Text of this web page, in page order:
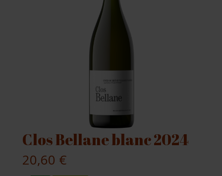
Clos Bellane blanc 2024
20,60 €